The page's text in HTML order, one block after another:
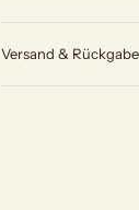
Versand & Rückgabe